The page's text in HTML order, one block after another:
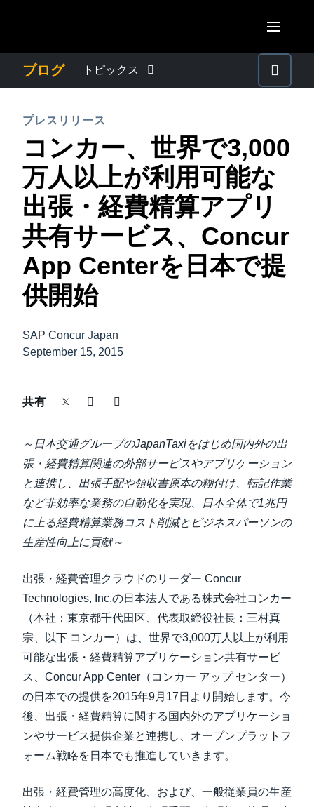
AMERICAS
Canada (Français)
México (Español)
Brasil (Português)
United Kingdom (English)
France (Français)
Deutschland (Deutsch)
Italia (Italiano)
Nederlands (English)
ASIA PACIFIC
Australia (English)
India (English)
日本（日本語)
Singapore (English)
ブログ トピックス
プレスリリース
電子帳簿保存法・インボイス制度
経理・総務の豆知識
出張・経費管理トレンド
導入事例
サステナビリティ
自治体・公共機関・教育機関等
プレスリリース
コンカー、世界で3,000
万人以上が利用可能な
出張・経費精算アプリ
共有サービス、Concur
App Centerを日本で提
供開始
SAP Concur Japan
September 15, 2015
共有
～日本交通グループのJapanTaxiをはじめ国内外の出
張・経費精算関連の外部サービスやアプリケーション
と連携し、出張手配や領収書原本の糊付け、転記作業
など非効率な業務の自動化を実現、日本全体で1兆円
に上る経費精算業務コスト削減とビジネスパーソンの
生産性向上に貢献～
出張・経費管理クラウドのリーダー Concur
Technologies, Inc.の日本法人である株式会社コンカー
（本社：東京都千代田区、代表取締役社長：三村真
宗、以下 コンカー）は、世界で3,000万人以上が利用
可能な出張・経費精算アプリケーション共有サービ
ス、Concur App Center（コンカー アップ センター）
の日本での提供を2015年9月17日より開始します。今
後、出張・経費精算に関する国内外のアプリケーショ
ンやサービス提供企業と連携し、オープンプラットフ
ォーム戦略を日本でも推進していきます。
出張・経費管理の高度化、および、一般従業員の生産